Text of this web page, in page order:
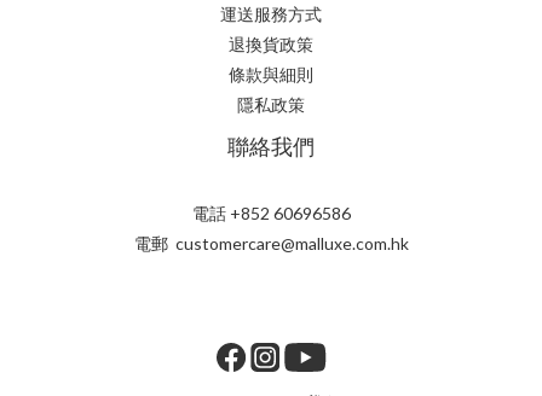
運送服務方式
退換貨政策
條款與細則
隱私政策
聯絡我們
電話 +852 60696586
電郵 customercare@malluxe.com.hk